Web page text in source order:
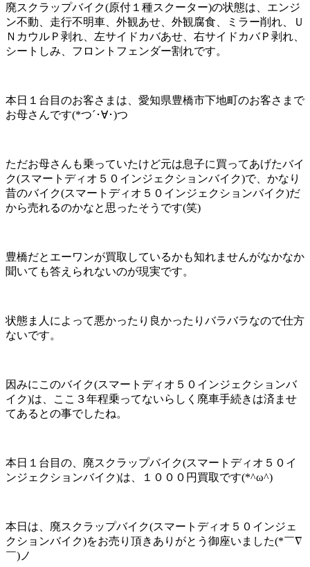
廃スクラップバイク(原付１種スクーター)の状態は、エンジ
ン不動、走行不明車、外観あせ、外観腐食、ミラー削れ、Ｕ
ＮカウルＰ剥れ、左サイドカバあせ、右サイドカバＰ剥れ、
シートしみ、フロントフェンダー割れです。
本日１台目のお客さまは、愛知県豊橋市下地町のお客さまで
お母さんです(*つ´･∀･)つ
ただお母さんも乗っていたけど元は息子に買ってあげたバイ
ク(スマートディオ５０インジェクションバイク)で、かなり
昔のバイク(スマートディオ５０インジェクションバイク)だ
から売れるのかなと思ったそうです(笑)
豊橋だとエーワンが買取しているかも知れませんがなかなか
聞いても答えられないのが現実です。
状態ま人によって悪かったり良かったりバラバラなので仕方
ないです。
因みにこのバイク(スマートディオ５０インジェクションバ
イク)は、ここ３年程乗ってないらしく廃車手続きは済ませ
てあるとの事でしたね。
本日１台目の、廃スクラップバイク(スマートディオ５０イ
ンジェクションバイク)は、１０００円買取です(*^ω^)
本日は、廃スクラップバイク(スマートディオ５０インジェ
クションバイク)をお売り頂きありがとう御座いました(*￣∇
￣)ノ